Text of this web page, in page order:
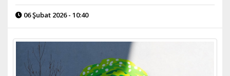
06 Şubat 2026 - 10:40